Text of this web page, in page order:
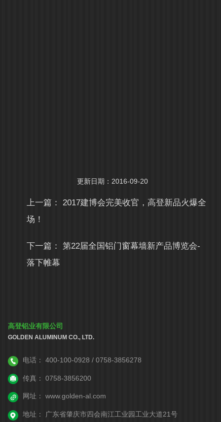
更新日期：2016-09-20
上一篇：2017建博会完美收官，高登新品火爆全
场！
下一篇：第22届全国铝门窗幕墙新产品博览会-
落下帷幕
高登铝业有限公司
GOLDEN ALUMINUM CO., LTD.
电话： 400-100-0928 / 0758-3856278
传真： 0758-3856200
网址： www.golden-al.com
地址： 广东省肇庆市四会南江工业园工业大道21号